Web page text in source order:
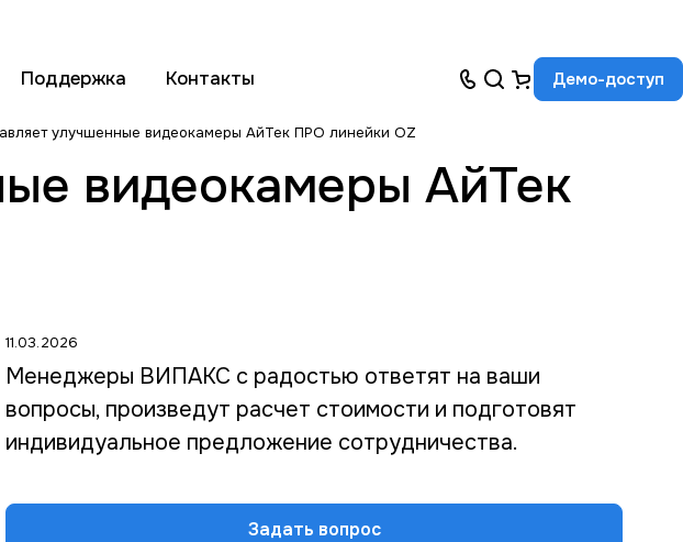
Поддержка Контакты Демо-доступ
улучшенные видеокамеры АйТек ПРО линейки OZ
видеокамеры АйТек
11.03.2026
Менеджеры ВИПАКС с радостью ответят на ваши
вопросы, произведут расчет стоимости и подготовят
индивидуальное предложение сотрудничества.
Задать вопрос